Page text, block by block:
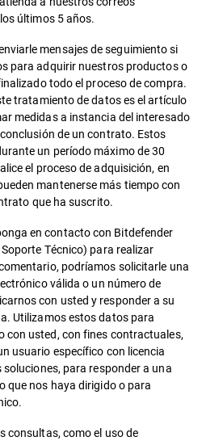
últimos 5 años.
mensajes de seguimiento si
para adquirir nuestros productos o
todo el proceso de compra.
tratamiento de datos es el artículo
medidas a instancia del interesado
de un contrato. Estos
un período máximo de 30
el proceso de adquisición, en
mantenerse más tiempo con
que ha suscrito.
en contacto con Bitdefender
Técnico) para realizar
podríamos solicitarle una
válida o un número de
con usted y responder a su
Utilizamos estos datos para
con usted, con fines contractuales,
usuario específico con licencia
para responder a una
que nos haya dirigido o para
consultas, como el uso de